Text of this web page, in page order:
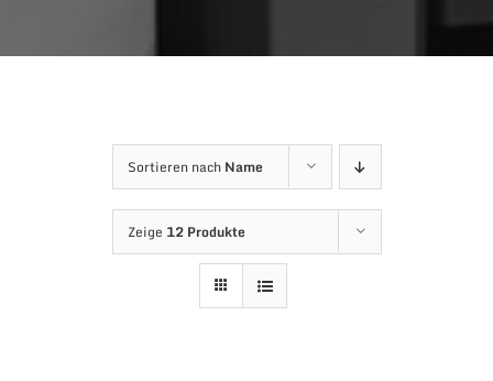
Sortieren nach Name
Zeige 12 Produkte